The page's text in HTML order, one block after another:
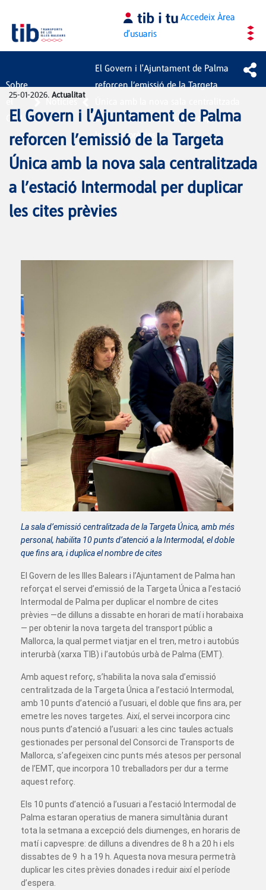
AccedeixÀrea
d'usuaris
Sobre
el
CTM
Notícies
El Govern i l'Ajuntament de Palma
reforcen l’emissió de la Targeta
a l’estació Intermodal per duplicar
les cites prèvies
25-01-2026. Actualitat
El Govern i l'Ajuntament de Palma
reforcen l’emissió de la Targeta
Única amb la nova sala centralitzada
a l’estació Intermodal per duplicar
les cites prèvies
La sala d’emissió centralitzada de la Targeta Única, amb més
personal, habilita 10 punts d’atenció a la Intermodal, el doble
que fins ara, i duplica el nombre de cites
El Govern de les Illes Balears i l’Ajuntament de Palma han
reforçat el servei d’emissió de la Targeta Única a l’estació
Intermodal de Palma per duplicar el nombre de cites
prèvies —de dilluns a dissabte en horari de matí i horabaixa
— per obtenir la nova targeta del transport públic a
Mallorca, la qual permet viatjar en el tren, metro i autobús
interurbà (xarxa TIB) i l’autobús urbà de Palma (EMT).
Amb aquest reforç, s’habilita la nova sala d’emissió
centralitzada de la Targeta Única a l’estació Intermodal,
amb 10 punts d’atenció a l’usuari, el doble que fins ara, per
emetre les noves targetes. Així, el servei incorpora cinc
nous punts d’atenció a l’usuari: a les cinc taules actuals
gestionades per personal del Consorci de Transports de
Mallorca, s’afegeixen cinc punts més atesos per personal
de l’EMT, que incorpora 10 treballadors per dur a terme
aquest reforç.
Els 10 punts d’atenció a l’usuari a l’estació Intermodal de
Palma estaran operatius de manera simultània durant
tota la setmana a excepció dels diumenges, en horaris de
matí i capvespre: de dilluns a divendres de 8 h a 20 h i els
dissabtes de 9 h a 19 h. Aquesta nova mesura permetrà
duplicar les cites prèvies donades i reduir així el període
d’espera.